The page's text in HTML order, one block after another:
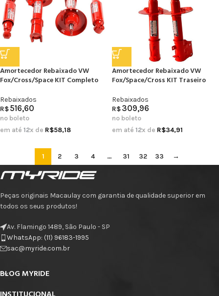
Amortecedor Rebaixado VW
Fox/Cross/Space KIT Completo
Rebaixados
R$516,60
no boleto
em até 12x de R$58,18
Amortecedor Rebaixado VW
Fox/Space/Cross KIT Traseiro
Rebaixados
R$309,96
no boleto
em até 12x de R$34,91
1 2 3 4 … 31 32 33 →
Peças originais Macaulay com garantia de qualidade superior em
todos os seus produtos!
Av. Flamingo 1489, São Paulo - SP
WhatsApp: (11) 96183-1995
sac@myride.com.br
BLOG MYRIDE